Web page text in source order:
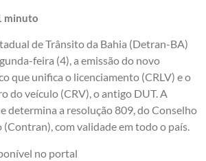
minuto
de Trânsito da Bahia (Detran-BA)
feira (4), a emissão do novo
que unifica o licenciamento (CRLV) e o
do veículo (CRV), o antigo DUT. A
determina a resolução 809, do Conselho
com validade em todo o país.
no portal